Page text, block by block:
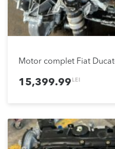
Motor complet Fiat
15,399.99 LEI